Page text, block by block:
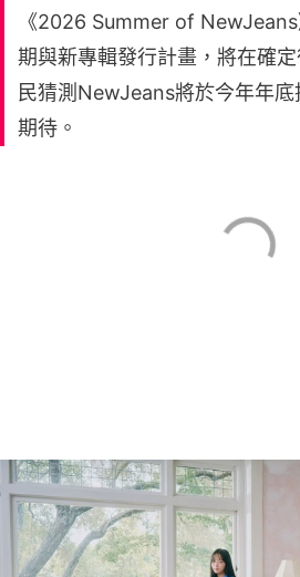
《2026 Summer of
期與新專輯發行計畫，將在確
民猜測NewJeans將於今年年
期待。